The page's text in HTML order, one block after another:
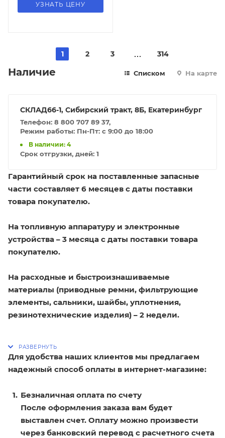
УЗНАТЬ ЦЕНУ
1 2 3 314
Наличие Списком На карте
СКЛАД66-1, Сибирский тракт, 8Б, Екатеринбург
Телефон: 8 800 707 89 37,
Режим работы: Пн-Пт: с 9:00 до 18:00
В наличии: 4
Срок отгрузки, дней: 1
Гарантийный срок на поставленные запасные
части составляет 6 месяцев с даты поставки
товара покупателю.
На топливную аппаратуру и электронные
устройства – 3 месяца с даты поставки товара
покупателю.
На расходные и быстроизнашиваемые
материалы (приводные ремни, фильтрующие
элементы, сальники, шайбы, уплотнения,
резинотехнические изделия) – 2 недели.
Для удобства наших клиентов мы предлагаем
надежный способ оплаты в интернет-магазине:
Безналичная оплата по счету
После оформления заказа вам будет
выставлен счет. Оплату можно произвести
через банковский перевод с расчетного счета